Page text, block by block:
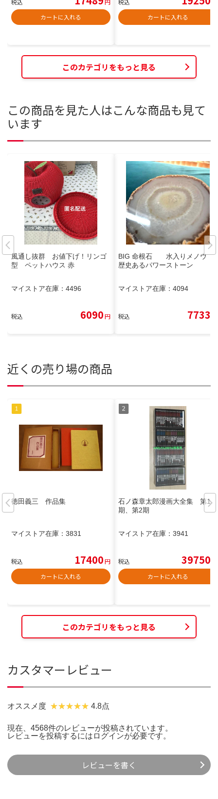
カートに入れる
カートに入れる
このカテゴリをもっと見る
この商品を見た人はこんな商品も見て
います
風通し抜群 お値下げ！リンゴ
型 ペットハウス 赤
マイストア在庫： 4496
税込 6090円
BIG 命根石 水入りメノウ
歴史あるパワーストーン
マイストア在庫： 4094
税込 7733
近くの売り場の商品
徳田義三 作品集
マイストア在庫： 3831
税込 17400円
カートに入れる
石ノ森章太郎漫画大全集 第1
期、第2期
マイストア在庫： 3941
税込 39750
カートに入れる
このカテゴリをもっと見る
カスタマーレビュー
オススメ度 4.8点
現在、4568件のレビューが投稿されています。
レビューを投稿するには ログインが必要です。
レビューを書く